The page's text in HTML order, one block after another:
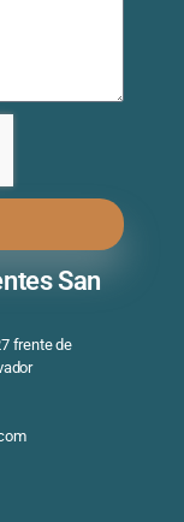
San
frente de